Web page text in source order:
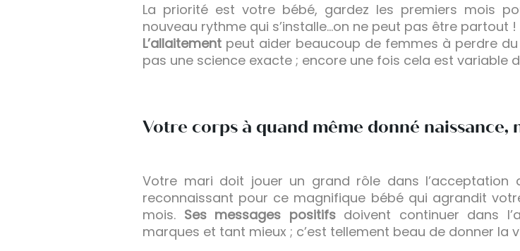
La priorité est votre bébé, gardez les premiers mois
nouveau rythme qui s’installe…on ne peut pas être partout !
L’allaitement peut aider beaucoup de femmes à perdre
pas une science exacte ; encore une fois cela est variable
Votre corps à quand même donné naissance,
Votre mari doit jouer un grand rôle dans l’acceptation
reconnaissant pour ce magnifique bébé qui agrandit
mois. Ses messages positifsdoivent continuer dans
marques et tant mieux ; c’est tellement beau de donner la